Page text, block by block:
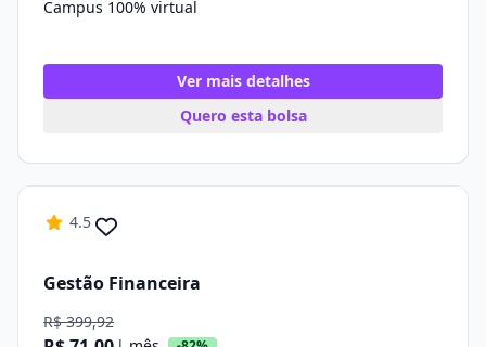
Campus 100% virtual
Ver mais detalhes
Quero esta bolsa
4.5
Gestão Financeira
R$ 399,92